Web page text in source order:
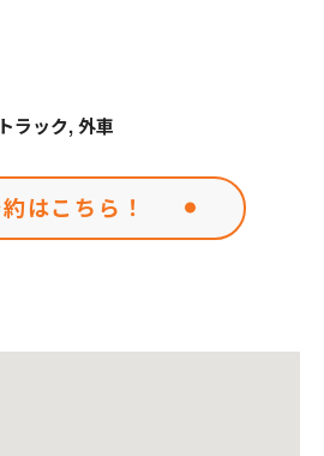
ラック, 外車
はこちら！